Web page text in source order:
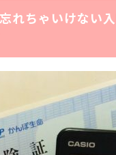
れちゃいけない